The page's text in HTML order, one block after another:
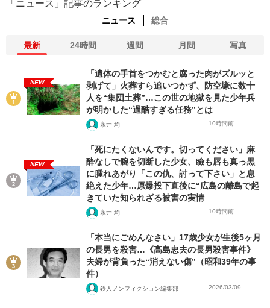
「ニュース」記事のランキング
ニュース 総合
最新 24時間 週間 月間 写真
NEW
「遺体の手首をつかむと腐った肉がズルッと
剥げて」火葬すら追いつかず、防空壕に数十
人を“集団土葬”…この世の地獄を見た少年兵
が明かした“過酷すぎる任務”とは
永井 均 10時間前
NEW
「死にたくないんです。切ってください」麻
酔なしで腕を切断した少女、瞼も唇も真っ黒
に腫れあがり「この仇、討って下さい」と息
絶えた少年…原爆投下直後に“広島の離島で起
きていた知られざる被害の実情
永井 均 10時間前
「本当にごめんなさい」17歳少女が生後5ヶ月
の長男を殺害…《高島忠夫の長男殺害事件》
夫婦が背負った“消えない傷”（昭和39年の事
件）
鉄人ノンフィクション編集部 2026/03/09